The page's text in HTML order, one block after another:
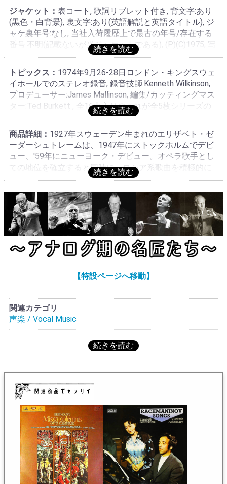
タイプ), DECCA録音ステレオ製造を示すZAL**で始まりレ
コード番号を含まない専用マトリクス使用, マトリクスの
GはTed Burkett (テッド・バーケット)のカッティング担
当を指す, 補助マトリクス(3時):BC/BH, 再補助マトリクス
(9時):2B/2B, 1970年代のスタンパーを用いた1975年頃の
これより古いレーベル存在せず, 最古レーベル・最厚プレ
スである, 更に古いマトリクス存在せず(1G/1Gは存在する
か不明), これより古い3時存在する, カッティング担当の前
任者:なし, モノラル存在せず, RIAAカーヴである, 英
DECCA音源の英DECCA制作プレス, 工場:Decca Record
Co. Ltd., Pressing Plant, UK., オリジナル, original
ジャケット： 表コート, 歌詞リブレット付き, 背文字:あり
(黒色・白背景), 裏文字:あり(英語解説と英語タイトル), ジ
ャケ裏年号:なし, 当社入荷履歴上で最古の年号/存在する
番号:不明(記載ないが当ジャケットである), (P)(C)1975, 写
真撮影者:Photo DECCA, 原画/被写体:Photo DECCAによる
Elisabeth SoderstromとVladimir Ashkenazyの風景写真と
Decca Publicity Art Departmentによるタイポグラフィー,
デザイン:Decca Publicity Art Department, ライナーノー
ツ:Geoffrey Norris, 製作:The Decca Record Company
Limited, 印刷:Clout & Baker Ltd., B.B.B.ブルーバックボー
ず, 折返表コート存在せず, これより古いタイプ存在せず,
内袋のデータ:R.S.:なし/パテント:0972 HMO 42を使用, オ
リジナル, original
トピックス： 1974年9月26-28日ロンドン・キングスウェ
イホールでのステレオ録音, 録音技師:Kenneth Wilkinson,
プロデューサー:James Mallinson, 編集/カッティングマス
ター:Ted Burkett , 全16曲入りのこれが全5枚シリーズの
Vol.1となる, 1975年The Decca Record Company Limited
によりコピーライト登録・同年当番号・当装丁にて初リ
リース, 人気のシリーズ, 箱モノはないと思われる, シリー
ズは1→5:SXL 6718/6772/6832/6869/6940 , これは1975
年リリースのVol.1のオリジナル
商品詳細： 1927年スウェーデン生まれのエリザベト・ゼ
ーダーシュトレームは、1947年にストックホルムでデビ
ュー、'59年にニューヨーク・デビュー。オペラ歌手とし
ての地位を確立すると同時に、ロシア系歌曲を積極的に
取り上げ、アシュケナージとラフマニノフの歌曲集
Vol.1~5を録音している。これだけまとまった歌曲集は他
に見ない。二人は他にもロシア系歌曲で共演している。
北欧、ロシア系専門としての地位を築いたゼーダーシュ
トレームだけでなく、伴奏のアシュケナージも良い!ラフ
マニノフは全5枚で完結、これはそのVol.1。
ゼーダーシュトレームの在庫一覧へ
【特設ページへ移動】
関連カテゴリ
声楽 / Vocal Music